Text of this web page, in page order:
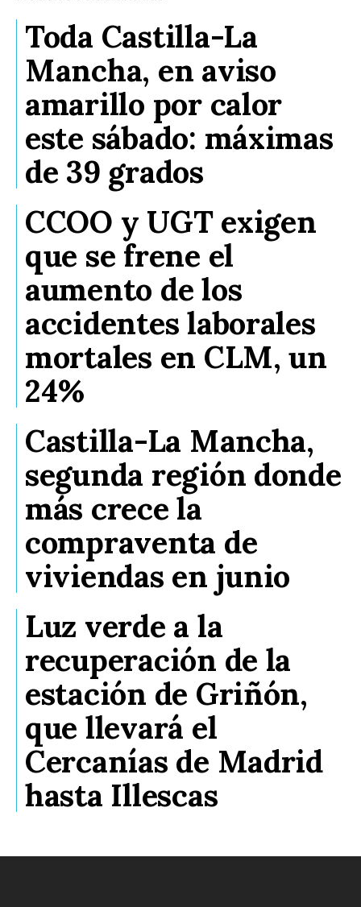
Toda Castilla-La
Mancha, en aviso
amarillo por calor
este sábado: máximas
de 39 grados
CCOO y UGT exigen
que se frene el
aumento de los
accidentes laborales
mortales en CLM, un
24%
Castilla-La Mancha,
segunda región donde
más crece la
compraventa de
viviendas en junio
Luz verde a la
recuperación de la
estación de Griñón,
que llevará el
Cercanías de Madrid
hasta Illescas